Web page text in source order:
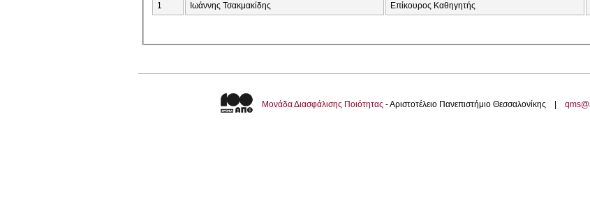
1 Ιωάννης Τσακμακίδης Eπίκουρος Καθηγητής
Μονάδα Διασφάλισης Ποιότητας - Αριστοτέλειο Πανεπιστήμιο Θεσσαλονίκης |